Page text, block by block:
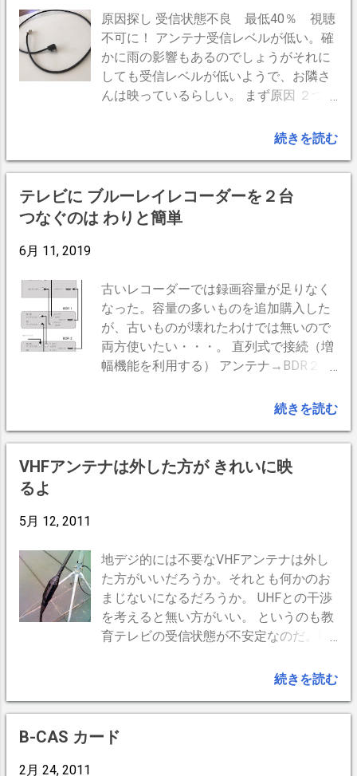
るように変わっていました。 ※ 赤ボタンでは「番組
のタイトルを消去してもいいですか？」と聞かれ、既存
の録画ファイル画面に切り替わる。誤消去が怖い（妻
が…）のでとりあえず休止にしておきました。
原因探し 受信状態不良 最低40％ 視聴
不可に！ アンテナ受信レベルが低い。確
かに雨の影響もあるのでしょうがそれに
しても受信レベルが低いようで、お隣さ
んは映っているらしい。 まず原因 ２つ発
た。（屋根） ブースター接続の同軸ケー
て腐食した中継機を金属製の「F形中継
接栓」に交換。ブースターのケーブルは
剥き直して。それにしてもアンテナレベ
ルが60％と低い。以前ホムセンで我が家
第一中継→第二中継→屋内配線 となって
います。どこで減衰してるのか、アンテ
ナから順次チェックします。 小型液晶テ
レビ（受信レベルチェック用） 1メート
ルの同軸ケーブルの両端にF形コネクタ
ケーブル（テレビ用） 工具（ニッパ・ラ
ジオペンチ・自己融着テープ・カッタ
ー） 以上を屋根の上にを持っていきま
す。（リュックとかにまとめて背負って
いけばはしごを登りやすいです。）アン
ないと購入不可。幸い19型の液晶テレビ
を持っているので、このテレビのアンテ
ナレベル表示機能を使うことにしまし
た。 アンテナとケーブルの接点チェッ
ク（屋根） 屋根に登り、アンテナからケ
アンテナとテレビを直結。 アンテナレベ
ル92％。問題なし。 両端にF型コネクタ
をつけたテストケーブル 第一中継点とF
型接栓（屋根） 次に、第一中継点で、F
型中継接栓を外し、アンテナ＋F型コネ
続きを読む
テレビに ブルーレイレコーダーを２台
つなぐのは わりと簡単
6月 11, 2019
古いレコーダーでは録画容量が足りなく
なった。容量の多いものを追加購入した
が、古いものが壊れたわけでは無いので
両方使いたい・・・。 直列式で接続（増
幅機能を利用する） アンテナ→BDR２
コーダー、以下「 BDR 」と略します。
力から出力へと繰り返すだけです。いわ
ば直列です。この方法で利得の損失なく
接続できます。並列にするとアンテナ信
いるものとして説明します。 地上波の接
続（アンテナケーブル２本必要）※１ 地
上波のアンテナケーブルをBDR２の「地
上波アンテナ入力」端子へ接続 BDR２の
地上波の「テレビへ（出力）」端子と
アンテナケーブルで接続 BDR１の「テレ
ビへ（出力）」端子とテレビの「地上デ
ジタル」端子をアンテナケーブルで接続
します。 BSの接続（アンテナケーブル２
本必要）※１ BSのアンテナケーブルを
続きを読む
VHFアンテナは外した方が きれいに映
るよ
5月 12, 2011
地デジ的には不要なVHFアンテナは外し
た方がいいだろうか。それとも何かのお
まじないになるだろうか。 UHFとの干渉
を考えると無い方がいい。 というのも教
育テレビの受信状態が不安定なのだ。取
ナをはずしても混合器で繋がってるので
ホームセンターで買って来た接続器でア
ンテナ線と屋内引き込み線を結合。防水•
続きを読む
B-CAS カード
2月 24, 2011